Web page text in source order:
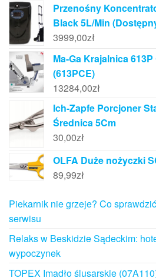
Przenośny
Black 5L/Min
3999,00zł
Ma-Ga Krajalnica
(613PCE)
13284,00zł
Ich-Zapfe Porcjoner
Średnica 5Cm
30,00zł
OLFA Duże nożyczki
89,99zł
Piekarnik nie grzeje? Co
serwisu
Relaks w Beskidzie Sądeckim:
wypoczynek
TOPEX Imadło ślusarskie